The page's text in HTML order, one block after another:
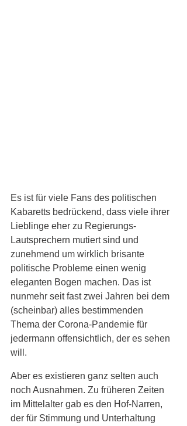
Es ist für viele Fans des politischen
Kabaretts bedrückend, dass viele ihrer
Lieblinge eher zu Regierungs-
Lautsprechern mutiert sind und
zunehmend um wirklich brisante
politische Probleme einen wenig
eleganten Bogen machen. Das ist
nunmehr seit fast zwei Jahren bei dem
(scheinbar) alles bestimmenden
Thema der Corona-Pandemie für
jedermann offensichtlich, der es sehen
will.
Aber es existieren ganz selten auch
noch Ausnahmen. Zu früheren Zeiten
im Mittelalter gab es den Hof-Narren,
der für Stimmung und Unterhaltung